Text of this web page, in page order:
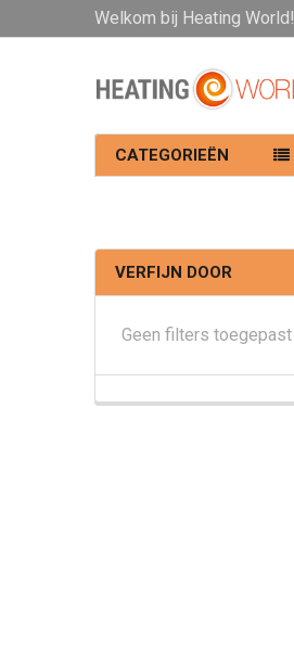
Welkom bij Heating World!
CATEGORIEËN
VERFIJN DOOR
Geen filters toegepast